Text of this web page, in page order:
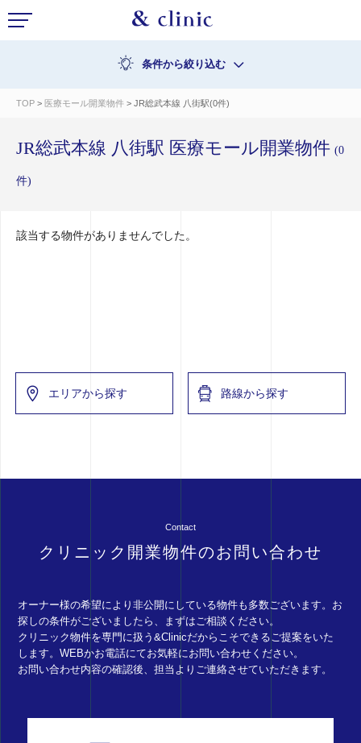
条件から絞り込む
TOP > 医療モール開業物件 > JR総武本線 八街駅(0件)
JR総武本線 八街駅 医療モール開業物件 (0
件)
該当する物件がありませんでした。
エリアから探す 路線から探す
Contact
クリニック開業物件のお問い合わせ
オーナー様の希望により非公開にしている物件も多数ございます。お
探しの条件がございましたら、まずはご相談ください。
クリニック物件を専門に扱う&Clinicだからこそできるご提案をいた
します。WEBかお電話にてお気軽にお問い合わせください。
お問い合わせ内容の確認後、担当よりご連絡させていただきます。